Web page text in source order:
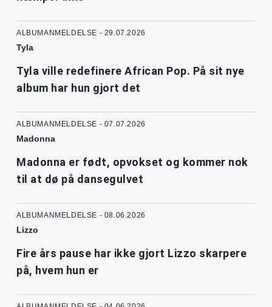
ALBUMANMELDELSE - 29.07.2026
Tyla
Tyla ville redefinere African Pop. På sit nye
album har hun gjort det
ALBUMANMELDELSE - 07.07.2026
Madonna
Madonna er født, opvokset og kommer nok
til at dø på dansegulvet
ALBUMANMELDELSE - 08.06.2026
Lizzo
Fire års pause har ikke gjort Lizzo skarpere
på, hvem hun er